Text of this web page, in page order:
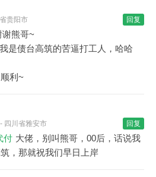
贵阳市 回复
谢熊哥~
是债台高筑的苦逼打工人，哈哈
利~
四川省雅安市 回复
付 大佬，别叫熊哥，00后，话说我
，那就祝我们早日上岸